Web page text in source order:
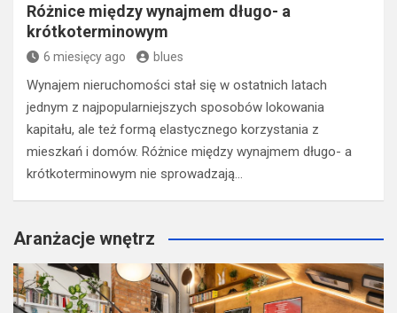
Różnice między wynajmem długo- a
krótkoterminowym
6 miesięcy ago blues
Wynajem nieruchomości stał się w ostatnich latach
jednym z najpopularniejszych sposobów lokowania
kapitału, ale też formą elastycznego korzystania z
mieszkań i domów. Różnice między wynajmem długo- a
krótkoterminowym nie sprowadzają…
Aranżacje wnętrz